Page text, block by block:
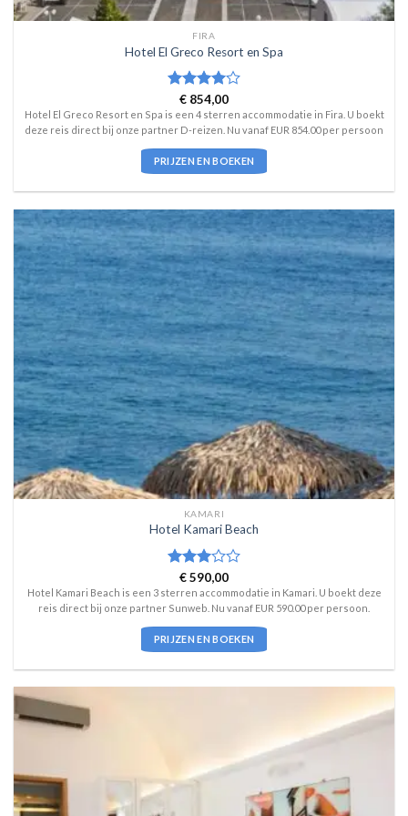
FIRA
Hotel El Greco Resort en Spa
Waardering
4 uit 5
€ 854,00
Hotel El Greco Resort en Spa is een 4 sterren accommodatie in Fira. U boekt
deze reis direct bij onze partner D-reizen. Nu vanaf EUR 854.00 per persoon
PRIJZEN EN BOEKEN
KAMARI
Hotel Kamari Beach
Waardering
3uit 5
€590,00
Hotel Kamari Beach is een 3 sterren accommodatie in Kamari. U boekt deze
reis direct bij onze partner Sunweb. Nu vanaf EUR 590.00 per persoon.
PRIJZEN EN BOEKEN